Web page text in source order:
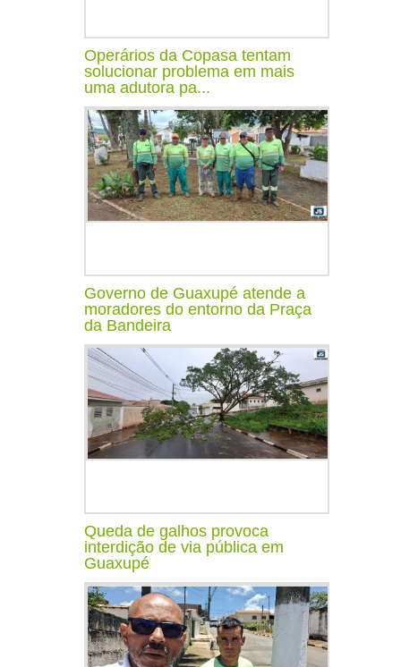
Operários da Copasa tentam
solucionar problema em mais
uma adutora pa...
Governo de Guaxupé atende a
moradores do entorno da Praça
da Bandeira
Queda de galhos provoca
interdição de via pública em
Guaxupé